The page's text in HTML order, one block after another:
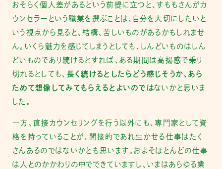
おそらく個人差があるという前提に立つと、すももさんがカ
ウンセラーという職業を選ぶことは、自分を大切にしたいと
いう視点から見ると、結構、苦しいものがあるかもしれませ
ん。いくら魅力を感じてしまうとしても、しんどいものはしん
どいものであり続けるとすれば、ある期間は高揚感で乗り
切れるとしても、 長く続けるとしたらどう感じそうか、あら
ためて想像してみてもらえるとよいのではないかと思いま
した。
一方、直接カウンセリングを行う以外にも、専門家として資
格を持っていることが、間接的であれ生かせる仕事はたく
さんあるのではないかとも思います。およそほとんどの仕事
は人とのかかわりの中でできていますし、いまはあらゆる業